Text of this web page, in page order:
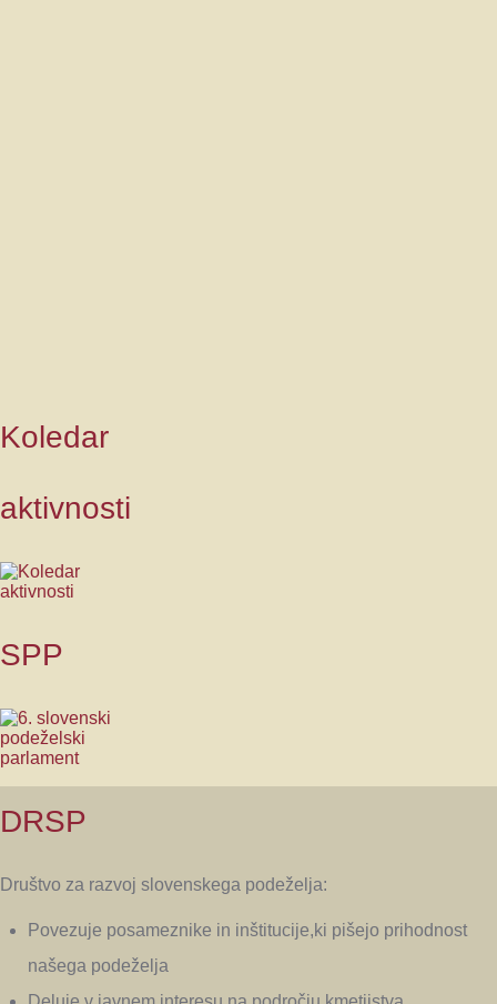
Koledar
aktivnosti
SPP
DRSP
Društvo za razvoj slovenskega podeželja:
Povezuje posameznike in inštitucije,ki pišejo prihodnost
našega podeželja